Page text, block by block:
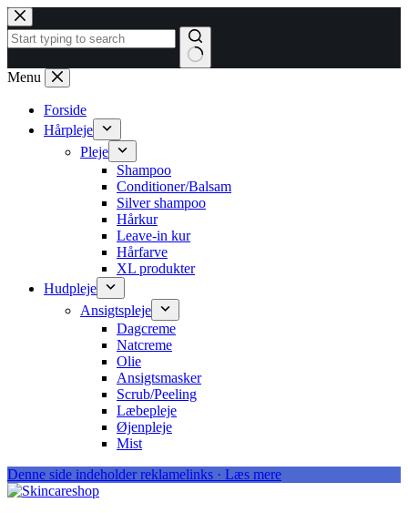
Fortsæt
til
indhold
Ingen
resultater
Menu
Forside
Hårpleje
Pleje
Shampoo
Conditioner/Balsam
Silver shampoo
Hårkur
Leave-in kur
Hårfarve
XL produkter
Hudpleje
Ansigtspleje
Dagcreme
Natcreme
Olie
Ansigtsmasker
Scrub/Peeling
Læbepleje
Øjenpleje
Mist
Denne side indeholder reklamelinks · Læs mere